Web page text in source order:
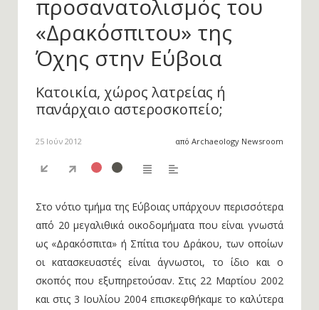
προσανατολισμός του
«Δρακόσπιτου» της
Όχης στην Εύβοια
Κατοικία, χώρος λατρείας ή
πανάρχαιο αστεροσκοπείο;
25 Ιούν 2012 από Archaeology Newsroom
Στο νότιο τμήμα της Εύβοιας υπάρχουν περισσότερα
από 20 μεγαλιθικά οικοδομήματα που είναι γνωστά
ως «Δρακόσπιτα» ή Σπίτια του Δράκου, των οποίων
οι κατασκευαστές είναι άγνωστοι, το ίδιο και ο
σκοπός που εξυπηρετούσαν. Στις 22 Μαρτίου 2002
και στις 3 Ιουλίου 2004 επισκεφθήκαμε το καλύτερα